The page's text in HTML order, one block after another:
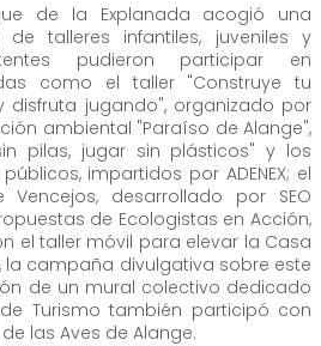
de la Explanada acogió una
talleres infantiles, juveniles y
pudieron participar en
como el taller "Construye tu
disfruta jugando", organizado por
ambiental "Paraíso de Alange",
pilas, jugar sin plásticos" y los
impartidos por ADENEX; el
desarrollado por SEO
de Ecologistas en Acción,
el taller móvil para elevar la Casa
la campaña divulgativa sobre este
de un mural colectivo dedicado
Turismo también participó con
las Aves de Alange.